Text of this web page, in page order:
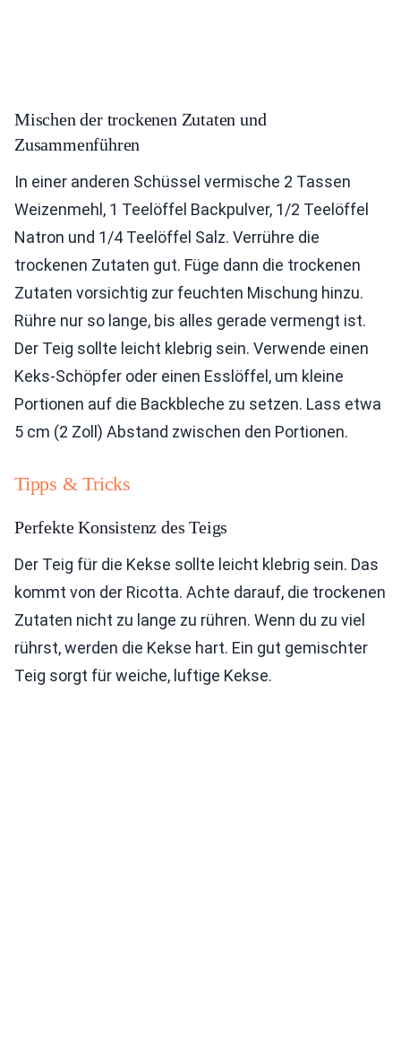
Mischen der trockenen Zutaten und
Zusammenführen
In einer anderen Schüssel vermische 2 Tassen
Weizenmehl, 1 Teelöffel Backpulver, 1/2 Teelöffel
Natron und 1/4 Teelöffel Salz. Verrühre die
trockenen Zutaten gut. Füge dann die trockenen
Zutaten vorsichtig zur feuchten Mischung hinzu.
Rühre nur so lange, bis alles gerade vermengt ist.
Der Teig sollte leicht klebrig sein. Verwende einen
Keks-Schöpfer oder einen Esslöffel, um kleine
Portionen auf die Backbleche zu setzen. Lass etwa
5 cm (2 Zoll) Abstand zwischen den Portionen.
Tipps & Tricks
Perfekte Konsistenz des Teigs
Der Teig für die Kekse sollte leicht klebrig sein. Das
kommt von der Ricotta. Achte darauf, die trockenen
Zutaten nicht zu lange zu rühren. Wenn du zu viel
rührst, werden die Kekse hart. Ein gut gemischter
Teig sorgt für weiche, luftige Kekse.